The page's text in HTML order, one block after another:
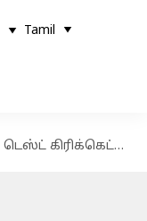
Tamil
டெஸ்ட் கிரிக்கெட்டில் அதிக சிக்சர்கள் : கோலியின் சாதனையை முறியடித்த முகமது ஷமி!